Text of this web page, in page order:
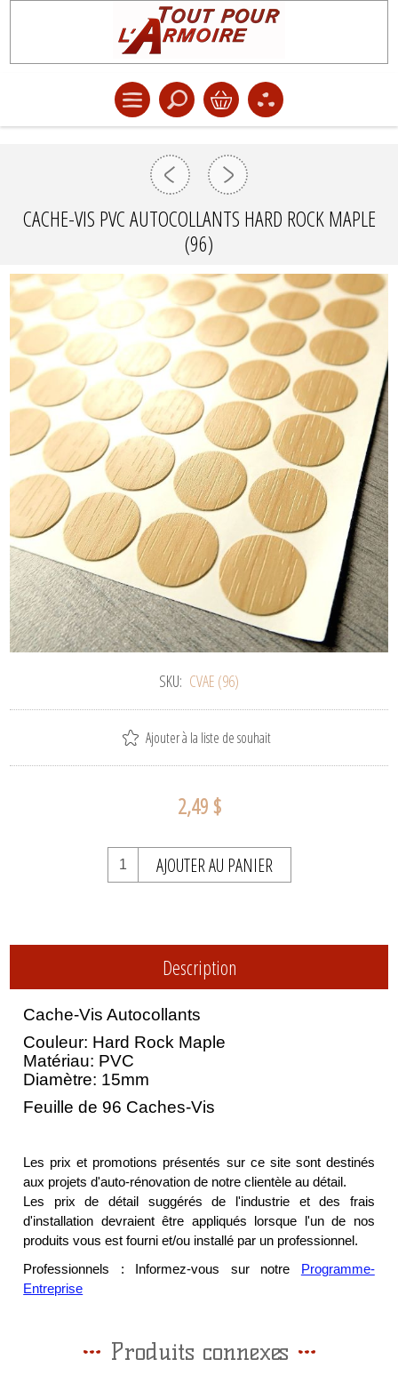
CACHE-VIS PVC AUTOCOLLANTS HARD ROCK MAPLE
(96)
SKU: CVAE (96)
Ajouter à la liste de souhait
2,49 $
AJOUTER AU PANIER
Description
Cache-Vis Autocollants
Couleur: Hard Rock Maple
Matériau: PVC
Diamètre: 15mm
Feuille de 96 Caches-Vis
Les prix et promotions présentés sur ce site sont destinés
aux projets d'auto-rénovation de notre clientèle au détail.
Les prix de détail suggérés de l'industrie et des frais
d'installation devraient être appliqués lorsque l'un de nos
produits vous est fourni et/ou installé par un professionnel.
Professionnels : Informez-vous sur notre
Programme-
Entreprise
Produits connexes